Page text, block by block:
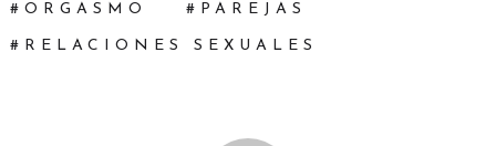
ORGASMO PAREJAS
RELACIONES SEXUALES